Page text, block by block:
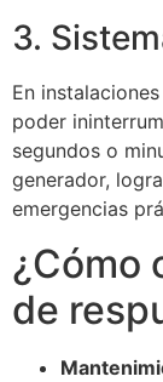
3.
En
poder
segundos o
generador,
emergencias
¿Cómo
de